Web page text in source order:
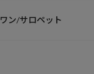
ン/サロペット